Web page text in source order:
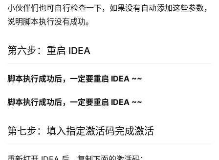
小伙伴们也可自行检查一下，如果没有自动添加这些参数，
说明脚本执行没有成功。
第六步：重启 IDEA
脚本执行成功后，一定要重启 IDEA ~~
脚本执行成功后，一定要重启 IDEA ~~
第七步：填入指定激活码完成激活